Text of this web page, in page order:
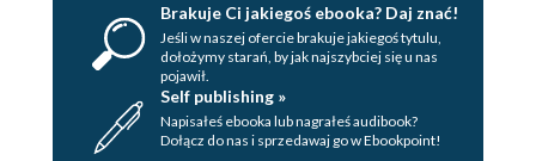
Brakuje Ci jakiegoś ebooka? Daj znać!
Jeśli w naszej ofercie brakuje jakiegoś tytulu,
dołożymy starań, by jak najszybciej się u nas
pojawił.
Self publishing »
Napisałeś ebooka lub nagrałeś audibook?
Dołącz do nas i sprzedawaj go w Ebookpoint!